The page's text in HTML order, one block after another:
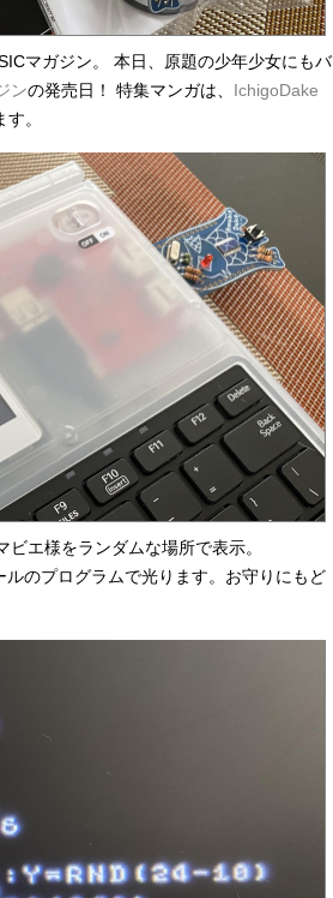
マガジン。 本日、原題の少年少女にもバ
ンの発売日！ 特集マンガは、 IchigoDake
。
エ様をランダムな場所で表示。
のプログラムで光ります。お守りにもど